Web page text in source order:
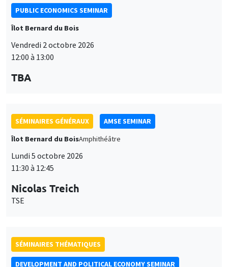
PUBLIC ECONOMICS SEMINAR
Îlot Bernard du Bois
Vendredi 2 octobre 2026
12:00 à 13:00
TBA
SÉMINAIRES GÉNÉRAUX
AMSE SEMINAR
Îlot Bernard du BoisAmphithéâtre
Lundi 5 octobre 2026
11:30 à 12:45
Nicolas Treich
TSE
SÉMINAIRES THÉMATIQUES
DEVELOPMENT AND POLITICAL ECONOMY SEMINAR